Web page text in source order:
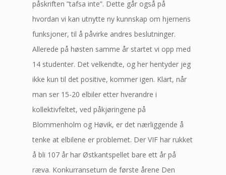
påskriften ”tafsa inte”. Dette går også på
hvordan vi kan utnytte ny kunnskap om hjernens
funksjoner, til å påvirke andres beslutninger.
Allerede på høsten samme år startet vi opp med
14 studenter. Det velkendte, og her hentyder jeg
ikke kun til det positive, kommer igen. Klart, når
man ser 15-20 elbiler etter hverandre i
kollektivfeltet, ved påkjøringene på
Blommenholm og Høvik, er det nærliggende å
tenke at elbilene er problemet. Der VIF har rukket
å bli 107 år har Østkantspellet bare ett år på
ræva. Konkurranseturn de første årene Den